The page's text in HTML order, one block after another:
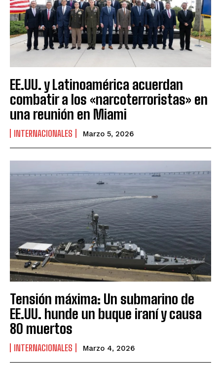
EE.UU. y Latinoamérica acuerdan
combatir a los «narcoterroristas» en
una reunión en Miami
INTERNACIONALES Marzo 5, 2026
Tensión máxima: Un submarino de
EE.UU. hunde un buque iraní y causa
80 muertos
INTERNACIONALES Marzo 4, 2026